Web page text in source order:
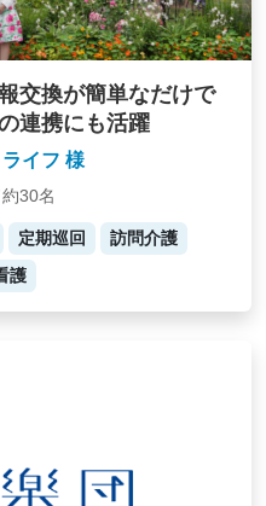
交換が簡単なだけで
連携にも活躍
イフ 様
30名
定期巡回
訪問介護
護